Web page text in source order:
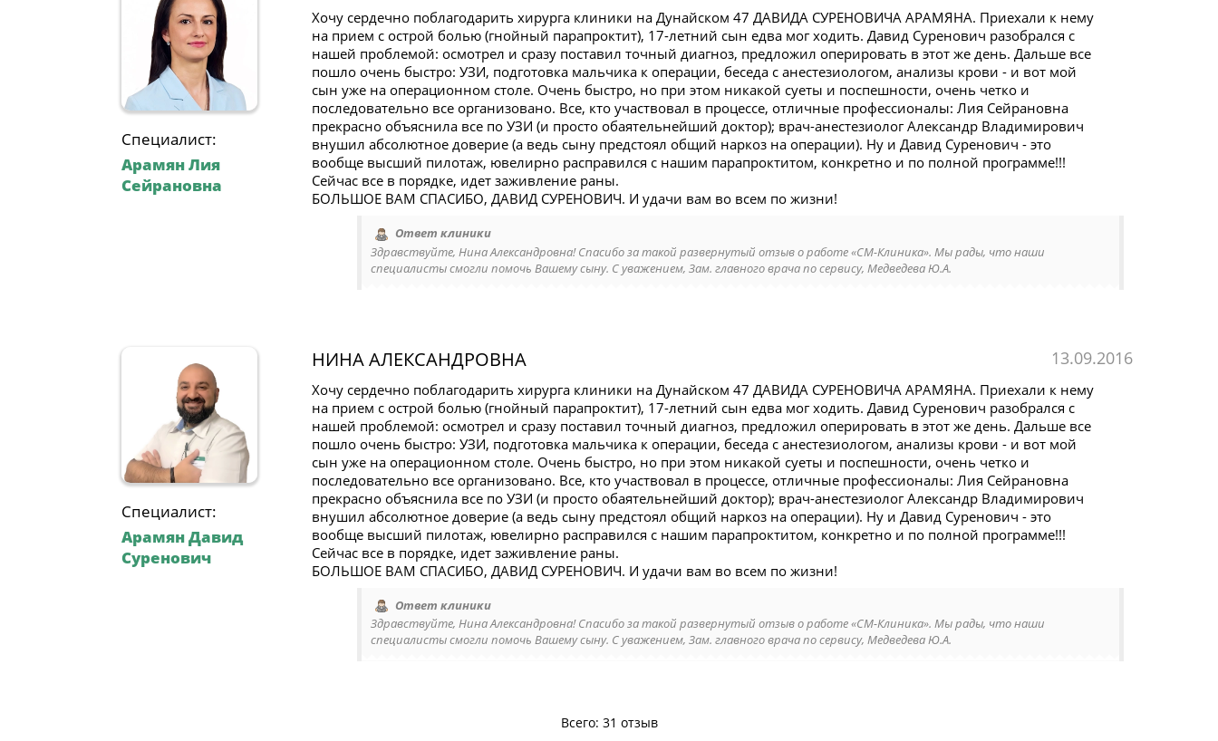
Специалист:
Арамян Лия
Сейрановна
Хочу сердечно поблагодарить хирурга клиники на Дунайском 47 ДАВИДА СУРЕНОВИЧА АРАМЯНА. Приехали к нему
на прием с острой болью (гнойный парапроктит), 17-летний сын едва мог ходить. Давид Суренович разобрался с
нашей проблемой: осмотрел и сразу поставил точный диагноз, предложил оперировать в этот же день. Дальше все
пошло очень быстро: УЗИ, подготовка мальчика к операции, беседа с анестезиологом, анализы крови - и вот мой
сын уже на операционном столе. Очень быстро, но при этом никакой суеты и поспешности, очень четко и
последовательно все организовано. Все, кто участвовал в процессе, отличные профессионалы: Лия Сейрановна
прекрасно объяснила все по УЗИ (и просто обаятельнейший доктор); врач-анестезиолог Александр Владимирович
внушил абсолютное доверие (а ведь сыну предстоял общий наркоз на операции). Ну и Давид Суренович - это
вообще высший пилотаж, ювелирно расправился с нашим парапроктитом, конкретно и по полной программе!!!
Сейчас все в порядке, идет заживление раны.
БОЛЬШОЕ ВАМ СПАСИБО, ДАВИД СУРЕНОВИЧ. И удачи вам во всем по жизни!
Ответ клиники
Здравствуйте, Нина Александровна! Спасибо за такой развернутый отзыв о работе «СМ-Клиника». Мы рады, что наши
специалисты смогли помочь Вашему сыну. С уважением, Зам. главного врача по сервису, Медведева Ю.А.
Специалист:
Арамян Давид
Суренович
НИНА АЛЕКСАНДРОВНА 13.09.2016
Хочу сердечно поблагодарить хирурга клиники на Дунайском 47 ДАВИДА СУРЕНОВИЧА АРАМЯНА. Приехали к нему
на прием с острой болью (гнойный парапроктит), 17-летний сын едва мог ходить. Давид Суренович разобрался с
нашей проблемой: осмотрел и сразу поставил точный диагноз, предложил оперировать в этот же день. Дальше все
пошло очень быстро: УЗИ, подготовка мальчика к операции, беседа с анестезиологом, анализы крови - и вот мой
сын уже на операционном столе. Очень быстро, но при этом никакой суеты и поспешности, очень четко и
последовательно все организовано. Все, кто участвовал в процессе, отличные профессионалы: Лия Сейрановна
прекрасно объяснила все по УЗИ (и просто обаятельнейший доктор); врач-анестезиолог Александр Владимирович
внушил абсолютное доверие (а ведь сыну предстоял общий наркоз на операции). Ну и Давид Суренович - это
вообще высший пилотаж, ювелирно расправился с нашим парапроктитом, конкретно и по полной программе!!!
Сейчас все в порядке, идет заживление раны.
БОЛЬШОЕ ВАМ СПАСИБО, ДАВИД СУРЕНОВИЧ. И удачи вам во всем по жизни!
Ответ клиники
Здравствуйте, Нина Александровна! Спасибо за такой развернутый отзыв о работе «СМ-Клиника». Мы рады, что наши
специалисты смогли помочь Вашему сыну. С уважением, Зам. главного врача по сервису, Медведева Ю.А.
Всего: 31 отзыв